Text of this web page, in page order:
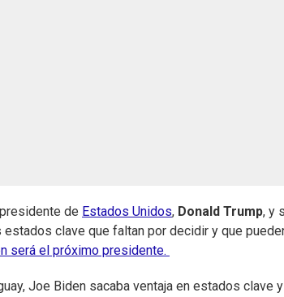
de Estados Unidos, Donald Trump, y
clave que faltan por decidir y que
será el próximo presidente.
Joe Biden sacaba ventaja en estados clave